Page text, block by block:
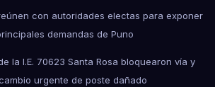
con autoridades electas para exponer
demandas de Puno
la I.E. 70623 Santa Rosa bloquearon vía y
urgente de poste dañado